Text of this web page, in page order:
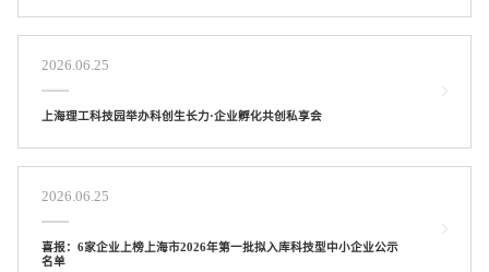
2026.06.25
上海理工科技园举办科创生长力·企业孵化共创私享会
2026.06.25
喜报：6家企业上榜上海市2026年第一批拟入库科技型中小企业公示
名单